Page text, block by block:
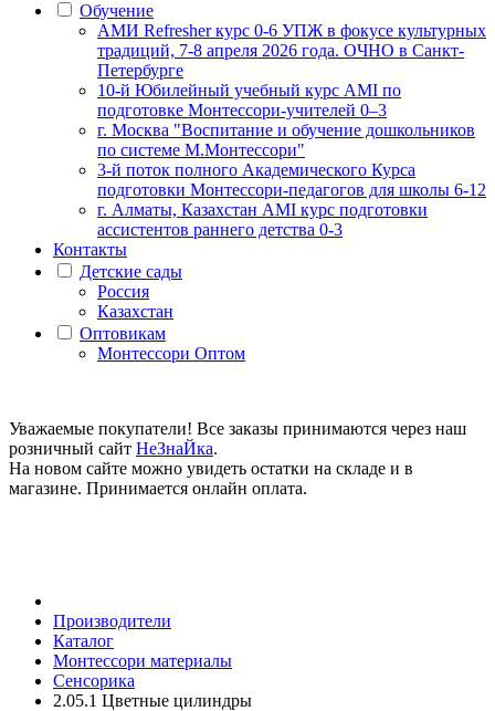
Обучение
АМИ Refresher курс 0-6 УПЖ в фокусе культурных
традиций, 7-8 апреля 2026 года. ОЧНО в Санкт-
Петербурге
10-й Юбилейный учебный курс AMI по
подготовке Монтессори-учителей 0–3
г. Москва "Воспитание и обучение дошкольников
по системе М.Монтессори"
3-й поток полного Академического Курса
подготовки Монтессори-педагогов для школы 6-12
г. Алматы, Казахстан AMI курс подготовки
ассистентов раннего детства 0-3
Контакты
Детские сады
Россия
Казахстан
Оптовикам
Монтессори Оптом
Уважаемые покупатели! Все заказы принимаются через наш
розничный сайт НеЗнаЙка.
На новом сайте можно увидеть остатки на складе и в
магазине. Принимается онлайн оплата.
Производители
Каталог
Монтессори материалы
Сенсорика
2.05.1 Цветные цилиндры